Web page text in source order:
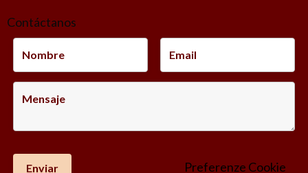
Contáctanos
Preferenze Cookie